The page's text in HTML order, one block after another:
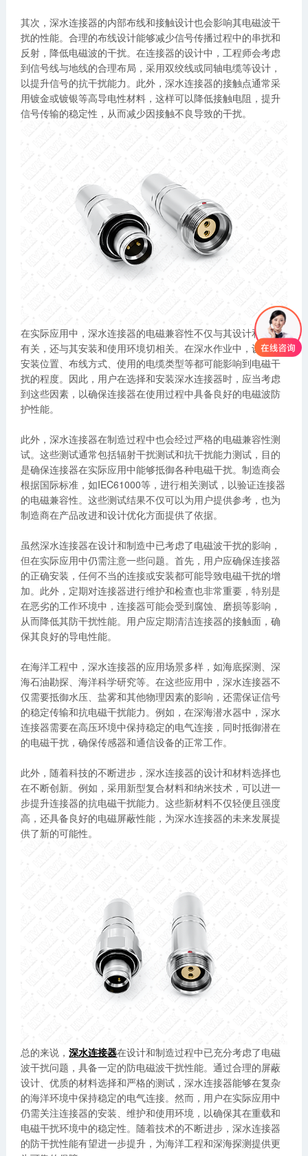
其次，深水连接器的内部布线和接触设计也会影响其电磁波干
扰的性能。合理的布线设计能够减少信号传播过程中的串扰和
反射，降低电磁波的干扰。在连接器的设计中，工程师会考虑
到信号线与地线的合理布局，采用双绞线或同轴电缆等设计，
以提升信号的抗干扰能力。此外，深水连接器的接触点通常采
用镀金或镀银等高导电性材料，这样可以降低接触电阻，提升
信号传输的稳定性，从而减少因接触不良导致的干扰。
在实际应用中，深水连接器的电磁兼容性不仅与其设计和材料
有关，还与其安装和使用环境切相关。在深水作业中，设备的
安装位置、布线方式、使用的电缆类型等都可能影响到电磁干
扰的程度。因此，用户在选择和安装深水连接器时，应当考虑
到这些因素，以确保连接器在使用过程中具备良好的电磁波防
护性能。
此外，深水连接器在制造过程中也会经过严格的电磁兼容性测
试。这些测试通常包括辐射干扰测试和抗干扰能力测试，目的
是确保连接器在实际应用中能够抵御各种电磁干扰。制造商会
根据国际标准，如IEC61000等，进行相关测试，以验证连接器
的电磁兼容性。这些测试结果不仅可以为用户提供参考，也为
制造商在产品改进和设计优化方面提供了依据。
虽然深水连接器在设计和制造中已考虑了电磁波干扰的影响，
但在实际应用中仍需注意一些问题。首先，用户应确保连接器
的正确安装，任何不当的连接或安装都可能导致电磁干扰的增
加。此外，定期对连接器进行维护和检查也非常重要，特别是
在恶劣的工作环境中，连接器可能会受到腐蚀、磨损等影响，
从而降低其防干扰性能。用户应定期清洁连接器的接触面，确
保其良好的导电性能。
在海洋工程中，深水连接器的应用场景多样，如海底探测、深
海石油勘探、海洋科学研究等。在这些应用中，深水连接器不
仅需要抵御水压、盐雾和其他物理因素的影响，还需保证信号
的稳定传输和抗电磁干扰能力。例如，在深海潜水器中，深水
连接器需要在高压环境中保持稳定的电气连接，同时抵御潜在
的电磁干扰，确保传感器和通信设备的正常工作。
此外，随着科技的不断进步，深水连接器的设计和材料选择也
在不断创新。例如，采用新型复合材料和纳米技术，可以进一
步提升连接器的抗电磁干扰能力。这些新材料不仅轻便且强度
高，还具备良好的电磁屏蔽性能，为深水连接器的未来发展提
供了新的可能性。
总的来说，深水连接器在设计和制造过程中已充分考虑了电磁
波干扰问题，具备一定的防电磁波干扰性能。通过合理的屏蔽
设计、优质的材料选择和严格的测试，深水连接器能够在复杂
的海洋环境中保持稳定的电气连接。然而，用户在实际应用中
仍需关注连接器的安装、维护和使用环境，以确保其在重载和
电磁干扰环境中的稳定性。随着技术的不断进步，深水连接器
的防干扰性能有望进一步提升，为海洋工程和深海探测提供更